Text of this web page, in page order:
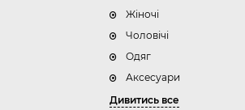
Жіночі
Чоловічі
Одяг
Аксесуари
Дивитись все